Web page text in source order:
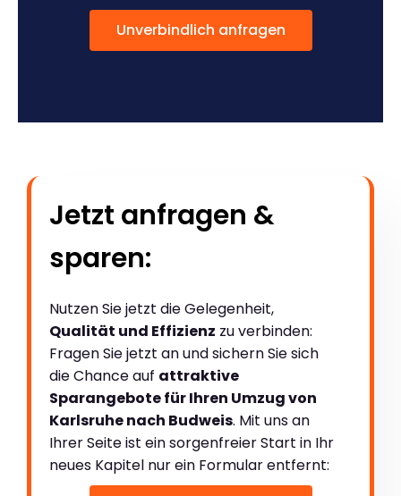
Unverbindlich anfragen
Jetzt anfragen &
sparen:
Nutzen Sie jetzt die Gelegenheit,
Qualität und Effizienz zu verbinden:
Fragen Sie jetzt an und sichern Sie sich
die Chance auf attraktive
Sparangebote für Ihren Umzug von
Karlsruhe nach Budweis. Mit uns an
Ihrer Seite ist ein sorgenfreier Start in Ihr
neues Kapitel nur ein Formular entfernt: